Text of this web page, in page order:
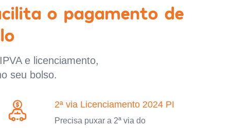
o pagamento de
e licenciamento,
seu bolso.
2ª via Licenciamento 2024 PI
Precisa puxar a 2ª via do